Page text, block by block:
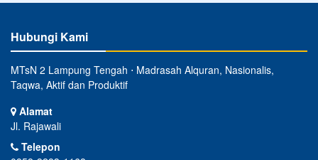
Hubungi Kami
MTsN 2 Lampung Tengah ⋅ Madrasah Alquran, Nasionalis,
Taqwa, Aktif dan Produktif
Alamat
Jl. Rajawali
Telepon